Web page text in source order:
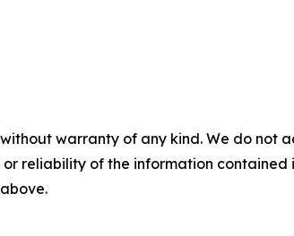
warranty of any kind. We do
reliability of the information